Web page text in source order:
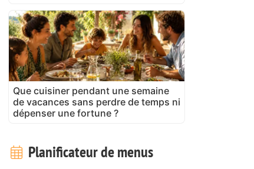
Que cuisiner pendant une semaine
de vacances sans perdre de temps ni
dépenser une fortune ?
Planificateur de menus